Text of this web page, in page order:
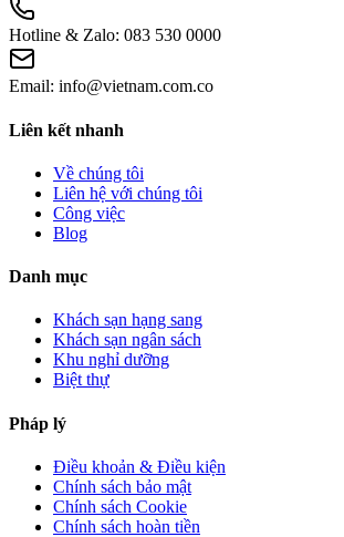
Hotline & Zalo: 083 530 0000
Email: info@vietnam.com.co
Liên kết nhanh
Về chúng tôi
Liên hệ với chúng tôi
Công việc
Blog
Danh mục
Khách sạn hạng sang
Khách sạn ngân sách
Khu nghỉ dưỡng
Biệt thự
Pháp lý
Điều khoản & Điều kiện
Chính sách bảo mật
Chính sách Cookie
Chính sách hoàn tiền